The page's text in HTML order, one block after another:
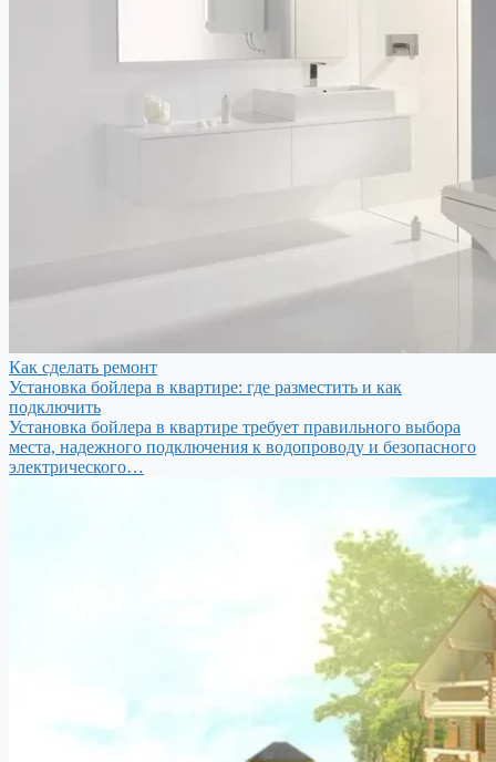
Как сделать ремонт
Установка бойлера в квартире: где разместить и как
подключить
Установка бойлера в квартире требует правильного выбора
места, надежного подключения к водопроводу и безопасного
электрического…